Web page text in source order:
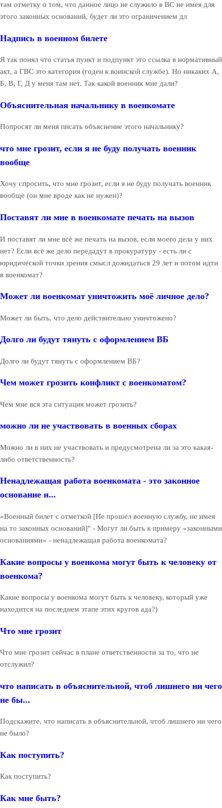
там отметку о том, что данное лицо не служило в ВС не имея для
этого законных оснований, будет ли это ограничением дл
Надпись в военном билете
Я так понял что статья пункт и подпункт это ссылка в нормативный
акт, а ГВС это категория (годен к воинской службе). Но никаких А,
Б, В, Г, Д у меня там нет. Так какой военник мне дали?
Объяснительная начальнику в военкомате
Попросят ли меня писать объяснение этого начальнику?
что мне грозит, если я не буду получать военник
вообще
Хочу спросить, что мне грозит, если я не буду получать военник
вообще (он мне вроде как не нужен)?
Поставят ли мне в военкомате печать на вызов
И поставят ли мне всё же печать на вызов, если моего дела у них
нет? Если всё же дело передадут в прокуратуру - есть ли с
юридической точки зрения смысл дожидаться 29 лет и потом идти
в военкомат?
Может ли военкомат уничтожить моё личное дело?
Может ли быть, что дело действительно уничтожено?
Долго ли будут тянуть с оформлением ВБ
Долго ли будут тянуть с оформлением ВБ?
Чем может грозить конфликт с военкоматом?
Чем мне вся эта ситуация может грозить?
можно ли не участвовать в военных сборах
Можно ли в них не участвовать и предусмотрена ли за это какая-
либо ответственность?
Ненадлежащая работа военкомата - это законное
основание н...
«Военный билет с отметкой [Не прошел военную службу, не имея
на то законных оснований]" - Могут ли быть к примеру «законными
основаниями» - ненадлежащая работа военкомата?
Какие вопросы у военкома могут быть к человеку от
военкома?
Какие вопросы у военкома могут быть к человеку, который уже
находится на последнем этапе этих кругов ада?)
Что мне грозит
Что мне грозит сейчас в плане ответственности за то, что не
отслужил?
что написать в объяснительной, чтоб лишнего ни чего
не бы...
Подскажите, что написать в объяснительной, чтоб лишнего ни чего
не было?
Как поступить?
Как поступить?
Как мне быть?